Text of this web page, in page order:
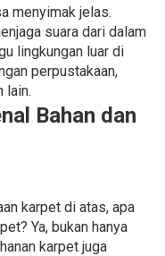
menyimak jelas.
suara dari dalam
lingkungan luar di
perpustakaan,
lain.
Bahan dan
karpet di atas, apa
Ya, bukan hanya
karpet juga